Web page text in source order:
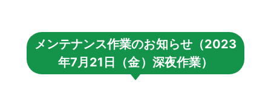
メンテナンス作業のお知らせ（2023
年7月21日（金）深夜作業）